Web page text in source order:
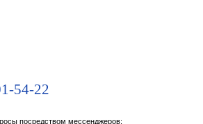
54-22
посредством мессенджеров: